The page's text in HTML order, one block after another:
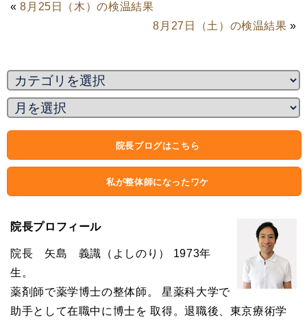
«8月25日（木）の検温結果
8月27日（土）の検温結果 »
院長ブログはこちら
私が整体師になったワケ
院長プロフィール
院長 矢島 義識（よしのり） 1973年
生。
薬剤師で薬学博士の整体師。 星薬科大学で
助手として在職中に博士を 取得。退職後、東京療術学